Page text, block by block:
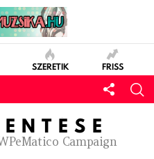
SZERETIK FRISS
Campaign